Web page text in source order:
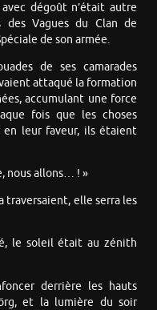
dégoût n’était autre
des Vagues du Clan de
de son armée.
de ses camarades
attaqué la formation
accumulant une force
fois que les choses
leur faveur, ils étaient
nous allons… ! »
traversaient, elle serra les
le soleil était au zénith
derrière les hauts
et la lumière du soir